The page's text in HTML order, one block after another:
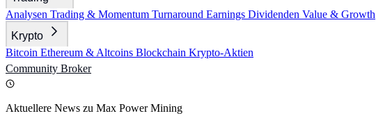
Analysen Trading & Momentum Turnaround Earnings Dividenden Value & Growth
Krypto
Bitcoin Ethereum & Altcoins Blockchain Krypto-Aktien
Community Broker
Aktuellere News zu Max Power Mining